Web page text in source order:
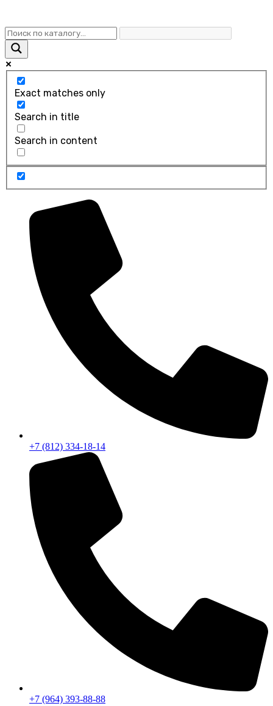
Exact matches only
Search in title
Search in content
+7 (812) 334-18-14
+7 (964) 393-88-88